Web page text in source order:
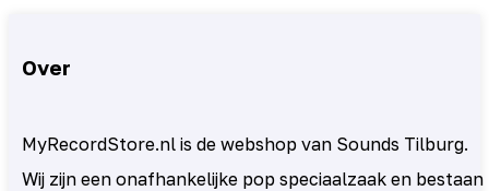
Over
MyRecordStore.nl is de webshop van Sounds Tilburg.
Wij zijn een onafhankelijke pop speciaalzaak en bestaan